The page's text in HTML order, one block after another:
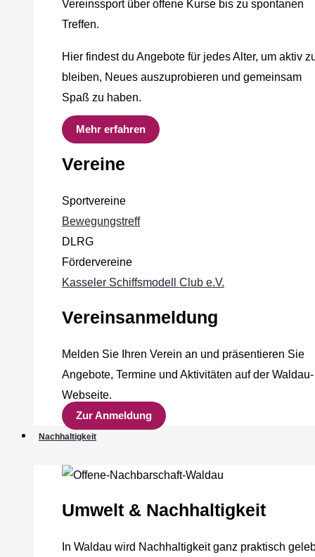
Vereinssport über offene Kurse bis zu spontanen
Treffen.
Hier findest du Angebote für jedes Alter, um aktiv
bleiben, Neues auszuprobieren und gemeinsam
Spaß zu haben.
Mehr erfahren
Vereine
Sportvereine
Bewegungstreff
DLRG
Fördervereine
Kasseler Schiffsmodell Club e.V.
Vereinsanmeldung
Melden Sie Ihren Verein an und präsentieren Sie
Angebote, Termine und Aktivitäten auf der Waldau-
Webseite.
Zur Anmeldung
Nachhaltigkeit
Umwelt & Nachhaltigkeit
In Waldau wird Nachhaltigkeit ganz praktisch